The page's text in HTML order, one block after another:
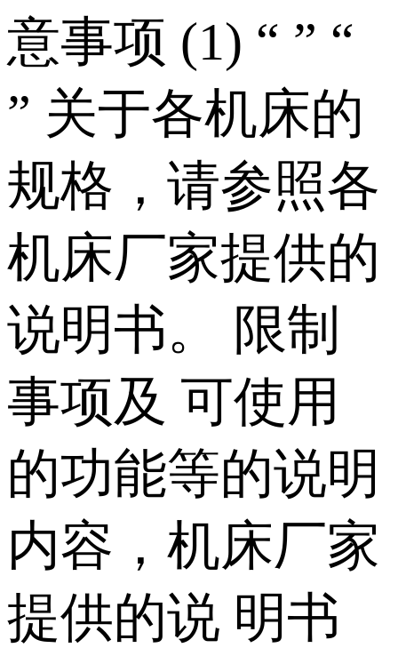
意事项 (1) “ ” “
” 关于各机床的
规格，请参照各
机床厂家提供的
说明书。 限制
事项及 可使用
的功能等的说明
内容，机床厂家
提供的说 明书